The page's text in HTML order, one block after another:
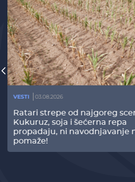
VESTI 03.08.2026
Ratari strepe od najgoreg
Kukuruz, soja i šećerna repa
propadaju, ni navodnjavanje
pomaže!